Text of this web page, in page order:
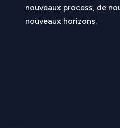
nouveaux process, de
nouveaux horizons.